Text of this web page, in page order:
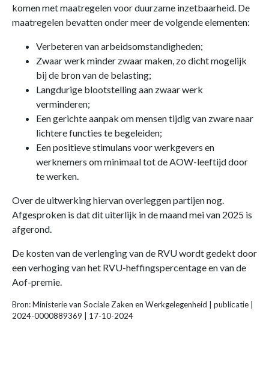
komen met maatregelen voor duurzame inzetbaarheid. De
maatregelen bevatten onder meer de volgende elementen:
Verbeteren van arbeidsomstandigheden;
Zwaar werk minder zwaar maken, zo dicht mogelijk
bij de bron van de belasting;
Langdurige blootstelling aan zwaar werk
verminderen;
Een gerichte aanpak om mensen tijdig van zware naar
lichtere functies te begeleiden;
Een positieve stimulans voor werkgevers en
werknemers om minimaal tot de AOW-leeftijd door
te werken.
Over de uitwerking hiervan overleggen partijen nog.
Afgesproken is dat dit uiterlijk in de maand mei van 2025 is
afgerond.
De kosten van de verlenging van de RVU wordt gedekt door
een verhoging van het RVU-heffingspercentage en van de
Aof-premie.
Bron: Ministerie van Sociale Zaken en Werkgelegenheid | publicatie |
2024-0000889369 | 17-10-2024